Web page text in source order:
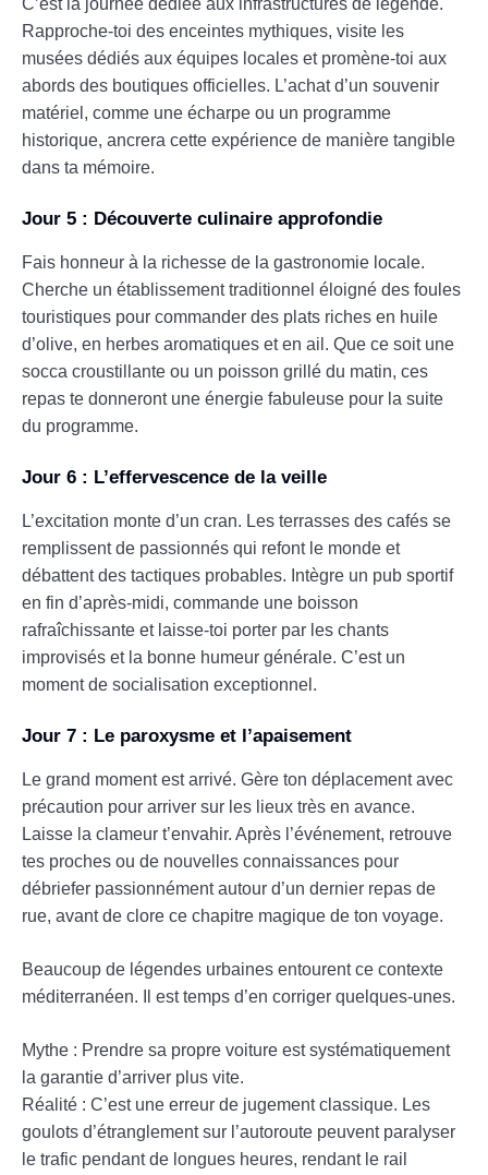
Rapproche-toi des enceintes mythiques, visite les
musées dédiés aux équipes locales et promène-toi aux
abords des boutiques officielles. L’achat d’un souvenir
matériel, comme une écharpe ou un programme
historique, ancrera cette expérience de manière tangible
dans ta mémoire.
Jour 5 : Découverte culinaire approfondie
Fais honneur à la richesse de la gastronomie locale.
Cherche un établissement traditionnel éloigné des foules
touristiques pour commander des plats riches en huile
d’olive, en herbes aromatiques et en ail. Que ce soit une
socca croustillante ou un poisson grillé du matin, ces
repas te donneront une énergie fabuleuse pour la suite
du programme.
Jour 6 : L’effervescence de la veille
L’excitation monte d’un cran. Les terrasses des cafés se
remplissent de passionnés qui refont le monde et
débattent des tactiques probables. Intègre un pub sportif
en fin d’après-midi, commande une boisson
rafraîchissante et laisse-toi porter par les chants
improvisés et la bonne humeur générale. C’est un
moment de socialisation exceptionnel.
Jour 7 : Le paroxysme et l’apaisement
Le grand moment est arrivé. Gère ton déplacement avec
précaution pour arriver sur les lieux très en avance.
Laisse la clameur t’envahir. Après l’événement, retrouve
tes proches ou de nouvelles connaissances pour
débriefer passionnément autour d’un dernier repas de
rue, avant de clore ce chapitre magique de ton voyage.
Beaucoup de légendes urbaines entourent ce contexte
méditerranéen. Il est temps d’en corriger quelques-unes.
Mythe : Prendre sa propre voiture est systématiquement
la garantie d’arriver plus vite.
Réalité : C’est une erreur de jugement classique. Les
goulots d’étranglement sur l’autoroute peuvent paralyser
le trafic pendant de longues heures, rendant le rail